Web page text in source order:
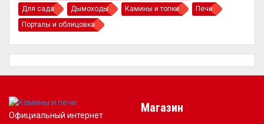
Для сада
Дымоходы Камины и топки
Печи
Порталы и облицовка
Официальный интернет
Магазин